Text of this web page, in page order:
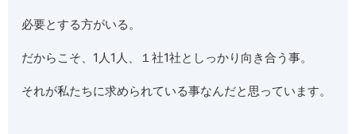
必要とする方がいる。
だからこそ、1人1人、１社1社としっかり向き合う事。
それが私たちに求められている事なんだと思っています。